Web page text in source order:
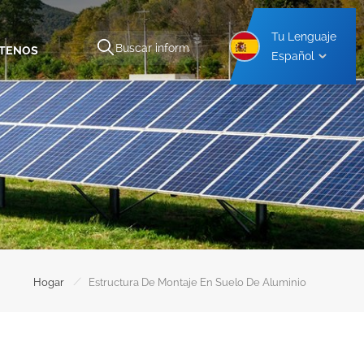
Tu Lenguaje
Español
Hogar / Estructura De Montaje En Suelo De Aluminio